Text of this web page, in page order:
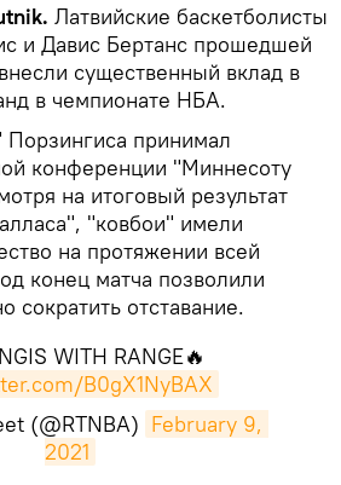
Латвийские баскетболисты
и Давис Бертанс прошедшей
существенный вклад в
в чемпионате НБА.
принимал
конференции "Миннесоту
на итоговый результат
"ковбои" имели
на протяжении всей
конец матча позволили
сократить отставание.
WITH RANGE🔥
B0gX1NyBAX
(@RTNBA) February 9,
2021